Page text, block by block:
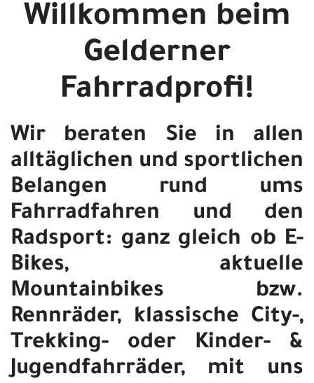
Willkommen beim
Gelderner
Fahrradprofi!
Wir beraten Sie in allen
alltäglichen und sportlichen
Belangen rund ums
Fahrradfahren und den
Radsport: ganz gleich ob E-
Bikes, aktuelle
Mountainbikes bzw.
Rennräder, klassische City-,
Trekking- oder Kinder- &
Jugendfahrräder, mit uns